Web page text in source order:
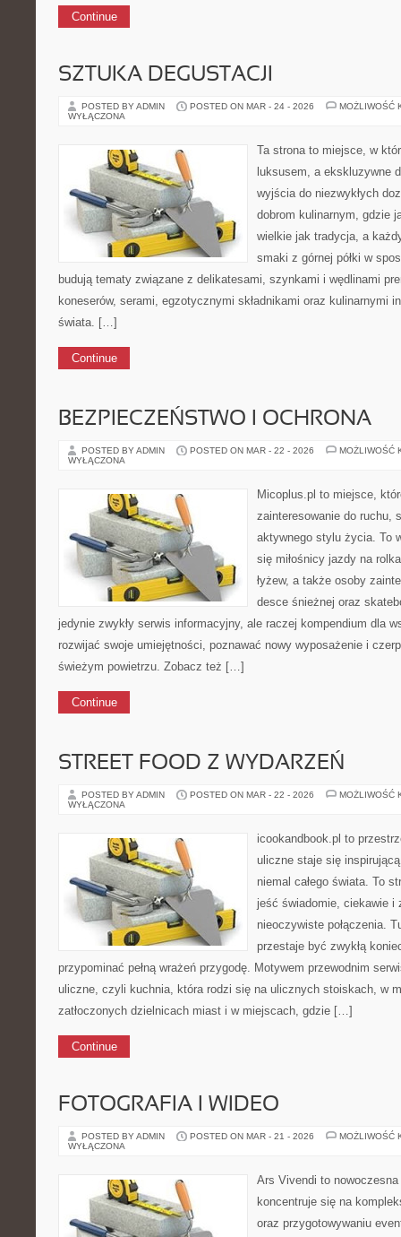
Continue
SZTUKA DEGUSTACJI
POSTED BY ADMIN POSTED ON MAR - 24 - 2026
MOŻLIWOŚĆ
WYŁĄCZONA
Ta strona to miejsce, w
luksusem, a ekskluzywne
wyjścia do niezwykłych
dobrom kulinarnym, gdzie
wielkie jak tradycja, a
smaki z górnej półki w
budują tematy związane z delikatesami, szynkami i wędlinami
koneserów, serami, egzotycznymi składnikami oraz kulinarnymi
świata. […]
Continue
BEZPIECZEŃSTWO I OCHRONA
POSTED BY ADMIN POSTED ON MAR - 22 - 2026
MOŻLIWOŚĆ
WYŁĄCZONA
Micoplus.pl to miejsce,
zainteresowanie do ruchu,
aktywnego stylu życia. To
się miłośnicy jazdy na
łyżew, a także osoby
desce śnieżnej oraz
jedynie zwykły serwis informacyjny, ale raczej kompendium dla
rozwijać swoje umiejętności, poznawać nowy wyposażenie i
świeżym powietrzu. Zobacz też […]
Continue
STREET FOOD Z WYDARZEŃ
POSTED BY ADMIN POSTED ON MAR - 22 - 2026
MOŻLIWOŚĆ
WYŁĄCZONA
icookandbook.pl to
uliczne staje się
niemal całego świata. To
jeść świadomie, ciekawie i
nieoczywiste połączenia.
przestaje być zwykłą
przypominać pełną wrażeń przygodę. Motywem przewodnim
uliczne, czyli kuchnia, która rodzi się na ulicznych stoiskach, w
zatłoczonych dzielnicach miast i w miejscach, gdzie […]
Continue
FOTOGRAFIA I WIDEO
POSTED BY ADMIN POSTED ON MAR - 21 - 2026
MOŻLIWOŚĆ
WYŁĄCZONA
Ars Vivendi to
koncentruje się na
oraz przygotowywaniu